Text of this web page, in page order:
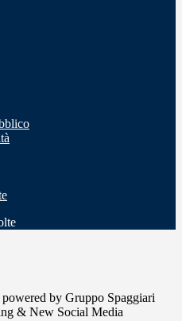
by Gruppo Spaggiari
& New Social Media